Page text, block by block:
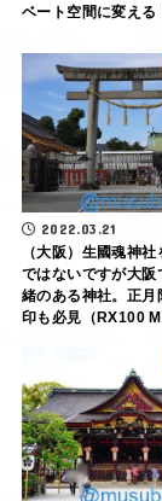
ベート空間に変える
2022.03.21
（大阪）生國魂神
ではないですが大阪
緒のある神社。正月
印も必見（RX100